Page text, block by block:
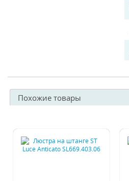
Похожие товары